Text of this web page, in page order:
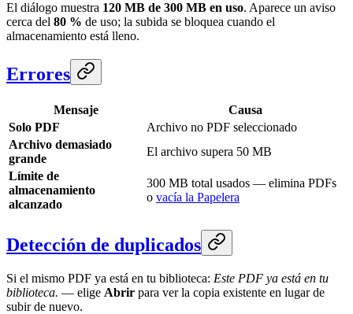
El diálogo muestra 120 MB de 300 MB en uso. Aparece un aviso
cerca del 80 % de uso; la subida se bloquea cuando el
almacenamiento está lleno.
Errores
Mensaje
Causa
Solo PDF
Archivo no PDF seleccionado
Archivo demasiado
grande
El archivo supera 50 MB
Límite de
almacenamiento
alcanzado
300 MB total usados — elimina PDFs
o vacía la Papelera
Detección de duplicados
Si el mismo PDF ya está en tu biblioteca: Este PDF ya está en tu
biblioteca. — elige Abrir para ver la copia existente en lugar de
subir de nuevo.